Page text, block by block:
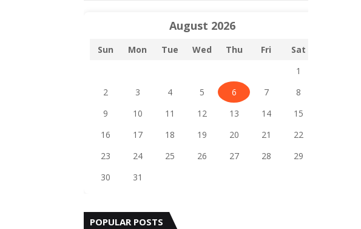
August 2026
Sun Mon Tue Wed Thu Fri
Sat
1
2
3 4 5 6 7
8
9
10 11 12 13 14
15
16
17 18 19 20 21
22
23
24 25 26 27 28
29
30
31
POPULAR POSTS